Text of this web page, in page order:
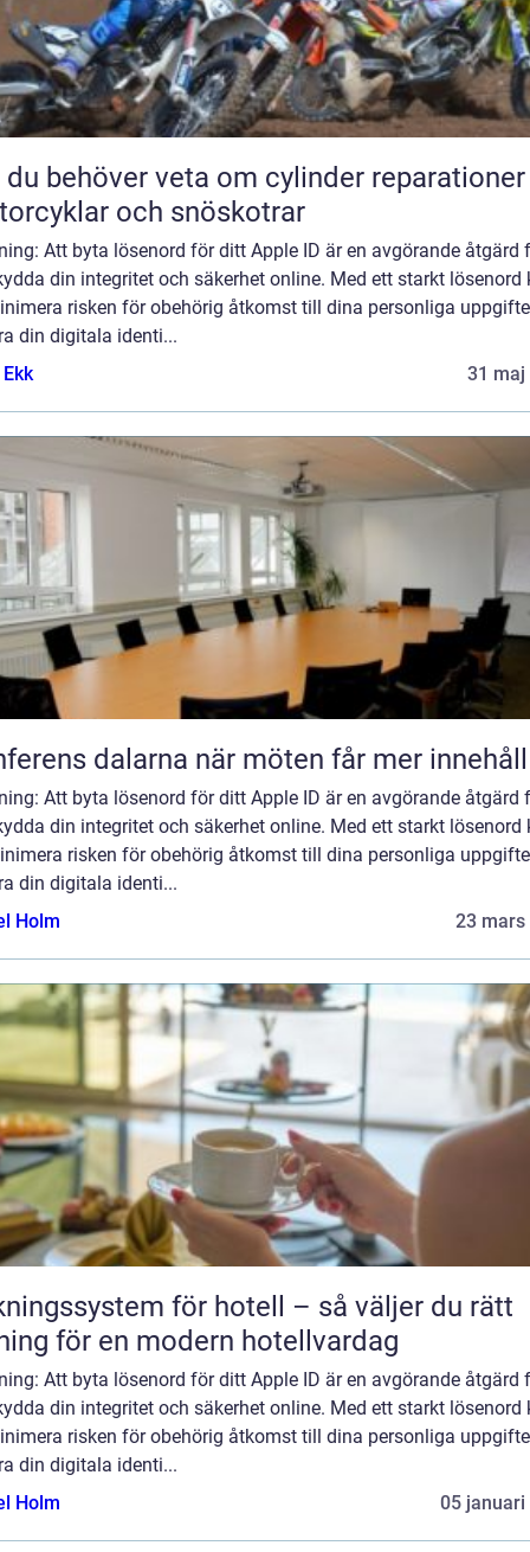
behöver veta om cylinder
och snöskotrar
Att byta lösenord för ditt Apple ID är en avgörande åtgärd
din integritet och säkerhet online. Med ett starkt lösenord
risken för obehörig åtkomst till dina personliga
din digitala identi...
31 maj
Konferens dalarna när möten får mer innehåll
Att byta lösenord för ditt Apple ID är en avgörande åtgärd
din integritet och säkerhet online. Med ett starkt lösenord
risken för obehörig åtkomst till dina personliga
din digitala identi...
Holm
23 mars
för hotell – så väljer du rätt
för en modern hotellvardag
Att byta lösenord för ditt Apple ID är en avgörande åtgärd
din integritet och säkerhet online. Med ett starkt lösenord
risken för obehörig åtkomst till dina personliga
din digitala identi...
Holm
05 januari